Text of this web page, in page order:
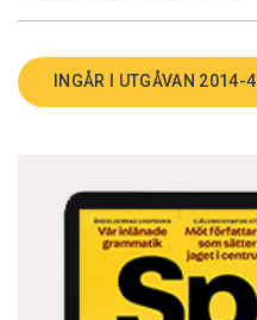
INGÅR I UTGÅVAN 2014-4